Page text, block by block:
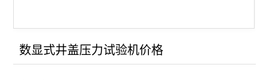
数显式井盖压力试验机价格